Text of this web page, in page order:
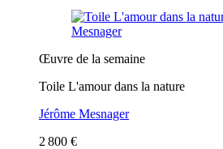
Œuvre de la semaine
Toile L'amour dans la nature
Jérôme Mesnager
2 800 €